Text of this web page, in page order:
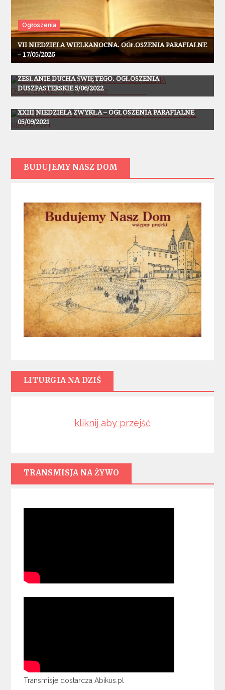
Ogłoszenia
VII NIEDZIELA WIELKANOCNA. OGŁOSZENIA PARAFIALNE
– 17/05/2026
Ogłoszenia
ZESŁANIE DUCHA ŚWIĘTEGO. OGŁOSZENIA
DUSZPASTERSKIE 5/06/2022
Ogłoszenia
XXIII NIEDZIELA ZWYKŁA – OGŁOSZENIA PARAFIALNE
05/09/2021
BUDUJEMY NASZ DOM
LITURGIA NA DZIŚ
kliknij aby przejść
TRANSMISJA NA ŻYWO
Transmisje dostarcza Abikus.pl